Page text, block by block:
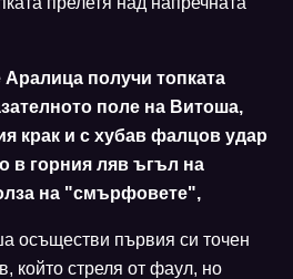
Аралица получи топката
поле на Витоша,
крак и с хубав фалцов удар
в горния ляв ъгъл на
на "смърфовете",
осъществи първия си точен
който стреля от фаул, но